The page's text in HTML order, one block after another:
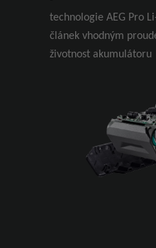
technologie AEG Pro
článek vhodným
životnost akumulátoru